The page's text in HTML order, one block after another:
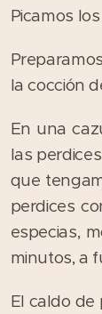
Picamos
la cocción
En una
las
que
perdices
especias,
minutos, a
El caldo de